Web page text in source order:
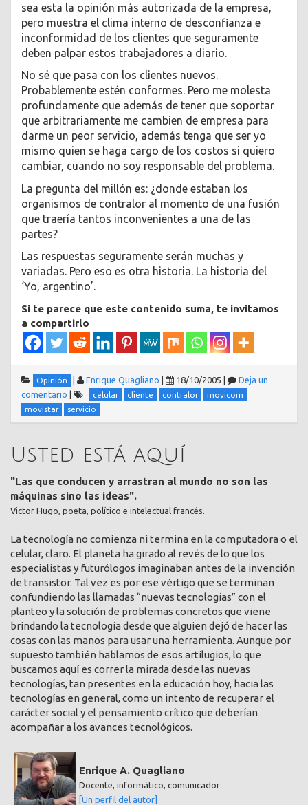
sea esta la opinión más autorizada de la empresa,
pero muestra el clima interno de desconfianza e
inconformidad de los clientes que seguramente
deben palpar estos trabajadores a diario.
No sé que pasa con los clientes nuevos.
Probablemente estén conformes. Pero me molesta
profundamente que además de tener que soportar
que arbitrariamente me cambien de empresa para
darme un peor servicio, además tenga que ser yo
mismo quien se haga cargo de los costos si quiero
cambiar, cuando no soy responsable del problema.
La pregunta del millón es: ¿donde estaban los
organismos de contralor al momento de una fusión
que traería tantos inconvenientes a una de las
partes?
Las respuestas seguramente serán muchas y
variadas. Pero eso es otra historia. La historia del
‘Yo, argentino’.
Si te parece que este contenido suma, te invitamos
a compartirlo
Opinión | Enrique Quagliano | 18/10/2005 |
Deja un
comentario | celular cliente contralor
movicom
movistar
servicio
Usted está aquí
"Las que conducen y arrastran al mundo no son las
máquinas sino las ideas".
Victor Hugo, poeta, político e intelectual francés.
La tecnología no comienza ni termina en la computadora o el
celular, claro. El planeta ha girado al revés de lo que los
especialistas y futurólogos imaginaban antes de la invención
de transistor. Tal vez es por ese vértigo que se terminan
confundiendo las llamadas “nuevas tecnologías” con el
planteo y la solución de problemas concretos que viene
brindando la tecnología desde que alguien dejó de hacer las
cosas con las manos para usar una herramienta. Aunque por
supuesto también hablamos de esos artilugios, lo que
buscamos aquí es correr la mirada desde las nuevas
tecnologías, tan presentes en la educación hoy, hacia las
tecnologías en general, como un intento de recuperar el
carácter social y el pensamiento crítico que deberían
acompañar a los avances tecnológicos.
Enrique A. Quagliano
Docente, informático, comunicador
[Un perfil del autor]